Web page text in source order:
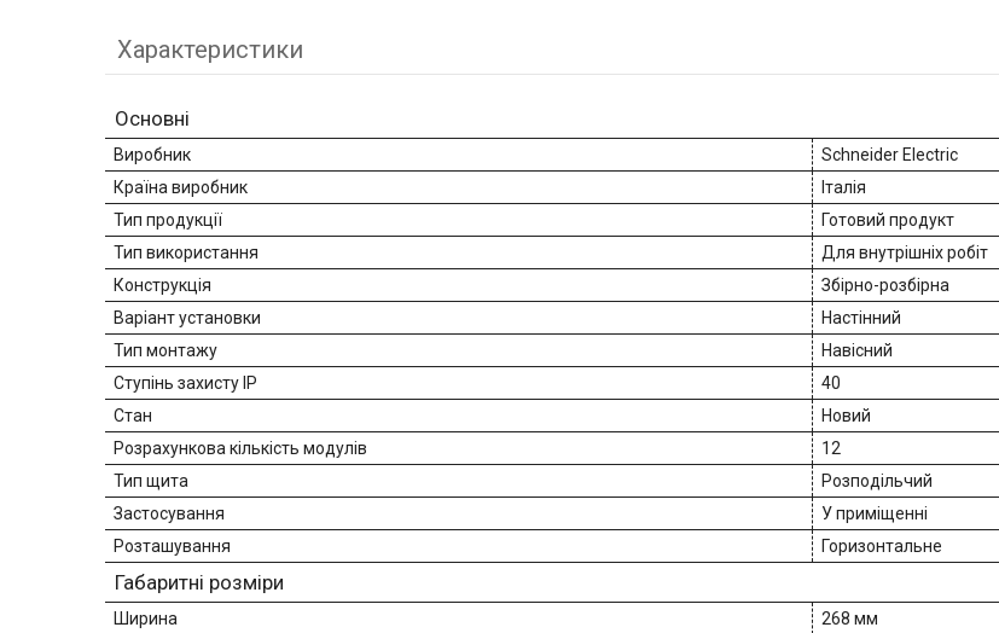
Характеристики
Основні
Виробник
Schneider Electric
Країна виробник
Італія
Тип продукції
Готовий продукт
Тип використання
Для внутрішніх робіт
Конструкція
Збірно-розбірна
Варіант установки
Настінний
Тип монтажу
Навісний
Ступінь захисту IP
40
Стан
Новий
Розрахункова кількість модулів
12
Тип щита
Розподільчий
Застосування
У приміщенні
Розташування
Горизонтальне
Габаритні розміри
Ширина
268 мм